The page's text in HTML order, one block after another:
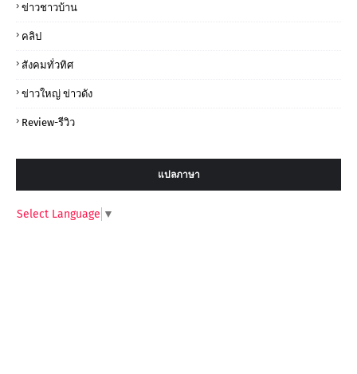
ข่าวชาวบ้าน
คลิป
สังคมทั่วทิศ
ข่าวใหญ่ ข่าวดัง
Review-รีวิว
แปลภาษา
Select Language ▼